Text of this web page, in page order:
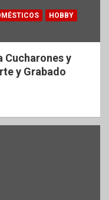
HOBBY
Cucharones y
y Grabado